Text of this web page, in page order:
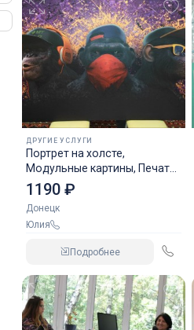
ДРУГИЕ УСЛУГИ
Портрет на холсте,
Модульные картины, Печать
на холсте
1190 ₽
Донецк
Юлия
Подробнее